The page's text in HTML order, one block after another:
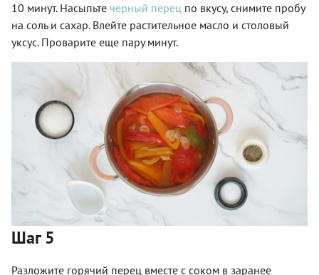
10 минут. Насыпьте черный перец по вкусу, снимите пробу
на соль и сахар. Влейте растительное масло и столовый
уксус. Проварите еще пару минут.
Шаг 5
Разложите горячий перец вместе с соком в заранее